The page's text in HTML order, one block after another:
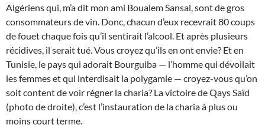
Algériens qui, m’a dit mon ami Boualem Sansal, sont de gros
consommateurs de vin. Donc, chacun d’eux recevrait 80 coups
de fouet chaque fois qu’il sentirait l’alcool. Et après plusieurs
récidives, il serait tué. Vous croyez qu’ils en ont envie? Et en
Tunisie, le pays qui adorait Bourguiba — l’homme qui dévoilait
les femmes et qui interdisait la polygamie — croyez-vous qu’on
soit content de voir régner la charia? La victoire de Qays Saïd
(photo de droite), c’est l’instauration de la charia à plus ou
moins court terme.